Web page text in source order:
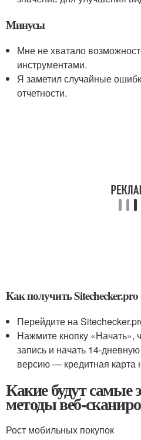
Минусы
Мне не хватало
инструментами.
Я заметил случайные
отчетности.
Как получить Sitechecker.pro
Перейдите на
Нажмите кнопку «Начать»,
запись и начать 14-
версию — кредитная карта
Какие будут
методы веб-
Рост мобильных покупок